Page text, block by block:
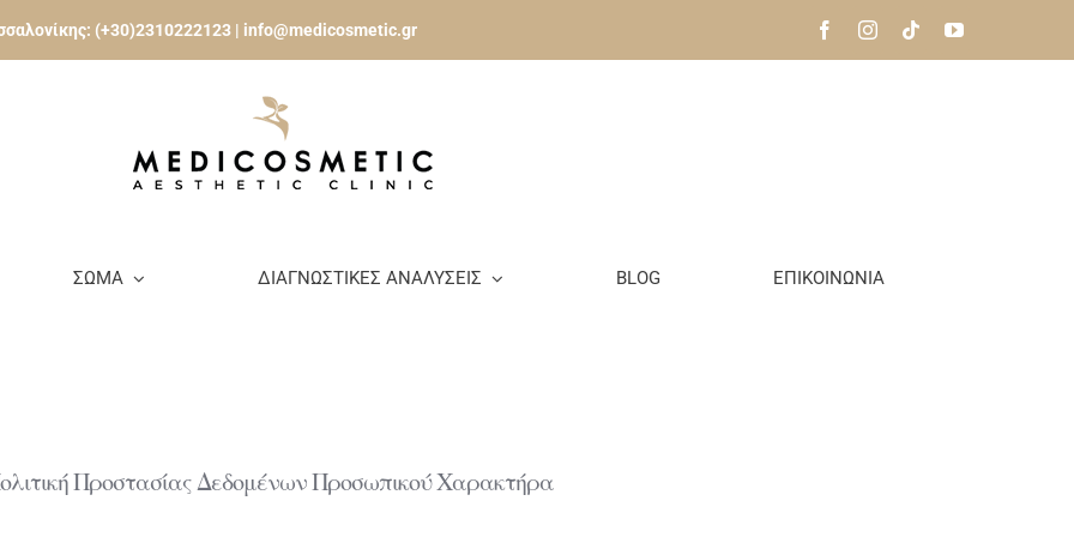
(+30)2310222123| info@medicosmetic.gr
ΣΩΜΑ ΔΙΑΓΝΩΣΤΙΚΕΣ ΑΝΑΛΥΣΕΙΣ BLOG ΕΠΙΚΟΙΝΩΝΙΑ
Προστασίας Δεδομένων Προσωπικού Χαρακτήρα